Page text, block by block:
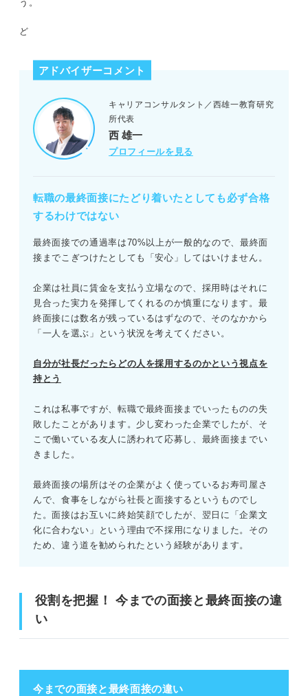
う。
ど
アドバイザーコメント
キャリアコンサルタント／西雄一教育研究
所代表
西 雄一
プロフィールを見る
転職の最終面接にたどり着いたとしても必ず合格
するわけではない
最終面接での通過率は70%以上が一般的なので、最終面
接までこぎつけたとしても「安心」してはいけません。
企業は社員に賃金を支払う立場なので、採用時はそれに
見合った実力を発揮してくれるのか慎重になります。最
終面接には数名が残っているはずなので、そのなかから
「一人を選ぶ」という状況を考えてください。
自分が社長だったらどの人を採用するのかという視点を
持とう
これは私事ですが、転職で最終面接までいったものの失
敗したことがあります。少し変わった企業でしたが、そ
こで働いている友人に誘われて応募し、最終面接までい
きました。
最終面接の場所はその企業がよく使っているお寿司屋さ
んで、食事をしながら社長と面接するというものでし
た。面接はお互いに終始笑顔でしたが、翌日に「企業文
化に合わない」という理由で不採用になりました。その
ため、違う道を勧められたという経験があります。
役割を把握！ 今までの面接と最終面接の違
い
今までの面接と最終面接の違い
面接の後はお礼メールを送る
内定が遠ざかる！ 転職の最終面接でのNG行動
志望度の低さが伝わる言動は避ける
リラックスしすぎないよう注意する
採用担当者の動向に注目！ 最終面接に落ちたときのサイ
ン
面接が予定よりも大幅に早く終わった
質問に対しての深掘りがない
入社後の業務内容についての話がない
選考結果の伝え方が話されない
見かけたら選考突破の可能性！ 最終面接に合格したとき
のサイン
面接官の笑顔が増えた
スキルや経験を詳しく聞かれる
自社のアピールをしてくる
就活のプロが解説！ 最終面接で落ちる人と受かる人の違
ェック！